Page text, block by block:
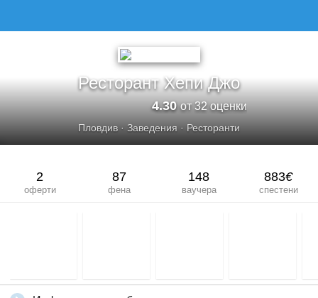
Ресторант Хепи Джо
4.30от 32 оценки
Пловдив· Заведения · Ресторанти
2
оферти
87
фена
148
ваучера
883€
спестени